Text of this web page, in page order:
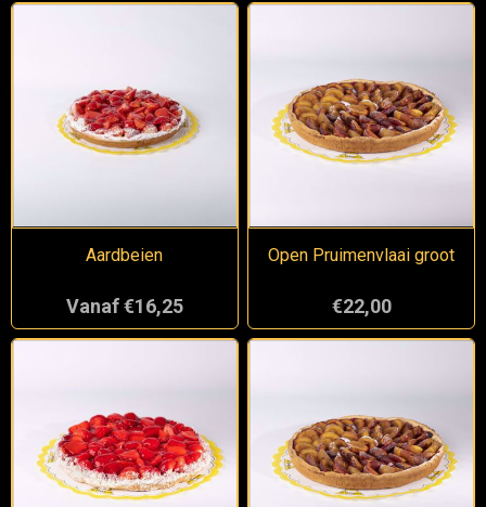
Aardbeien
Vanaf €16,25
Open Pruimenvlaai groot
€22,00